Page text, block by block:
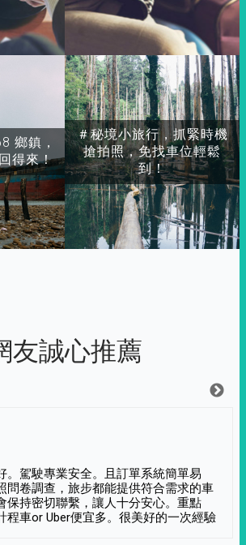
鄉鎮，
得來！
＃秘境小旅行，抓緊時機
搶拍照，免找車位輕鬆
到！
友誠心推薦
。駕駛專業安全。且訂單系統簡單易
問卷調查，旅步都能提供符合需求的車
保持密切聯繫，讓人十分安心。重點
程車or Uber便宜多。很美好的一次經驗